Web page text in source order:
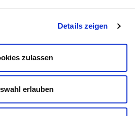
Details zeigen
zulassen
erlauben